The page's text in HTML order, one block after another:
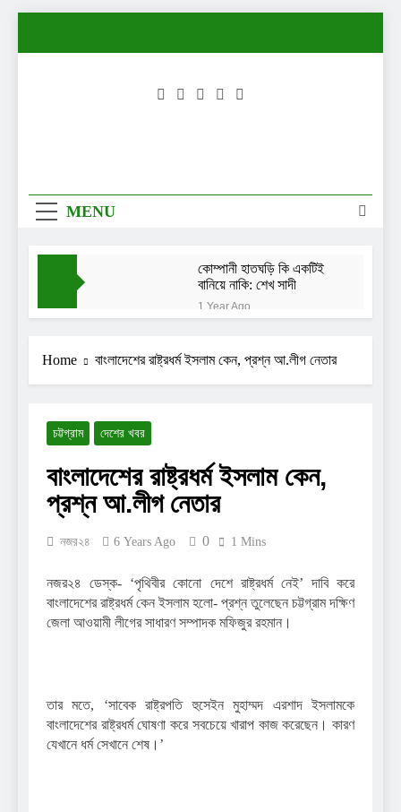
MENU
কোম্পানী হাতঘড়ি কি একটিই
বানিয়ে নাকি: শেখ সাদী
1 Year Ago
1 Year Ago
তখন আমি এত পরিপক্ব ছিলাম
2 Years Ago
যুক্তরাষ্ট্রে গিয়ে নতুন প্রেমের
কথা স্বীকার করলেন সোহানা
2 Years Ago
2 Years Ago
Home বাংলাদেশের রাষ্ট্রধর্ম ইসলাম কেন, প্রশ্ন আ.লীগ নেতার
চট্টগ্রাম দেশের খবর
বাংলাদেশের রাষ্ট্রধর্ম ইসলাম কেন,
প্রশ্ন আ.লীগ নেতার
নজর২৪ 6 Years Ago 0 1 Mins
নজর২৪ ডেস্ক- ‘পৃথিবীর কোনো দেশে রাষ্ট্রধর্ম নেই’ দাবি করে
বাংলাদেশের রাষ্ট্রধর্ম কেন ইসলাম হলো- প্রশ্ন তুলেছেন চট্টগ্রাম দক্ষিণ
জেলা আওয়ামী লীগের সাধারণ সম্পাদক মফিজুর রহমান।
তার মতে, ‘সাবেক রাষ্ট্রপতি হুসেইন মুহাম্মদ এরশাদ ইসলামকে
বাংলাদেশের রাষ্ট্রধর্ম ঘোষণা করে সবচেয়ে খারাপ কাজ করেছেন। কারণ
যেখানে ধর্ম সেখানে শেষ।’